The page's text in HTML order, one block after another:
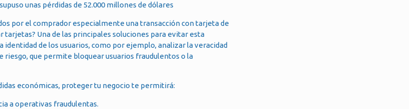
unas pérdidas de 52.000 millones de dólares
por el comprador especialmente una transacción con tarjeta de
Una de las principales soluciones para evitar esta
de los usuarios, como por ejemplo, analizar la veracidad
que permite bloquear usuarios fraudulentos o la
económicas, proteger tu negocio te permitirá:
a operativas fraudulentas.